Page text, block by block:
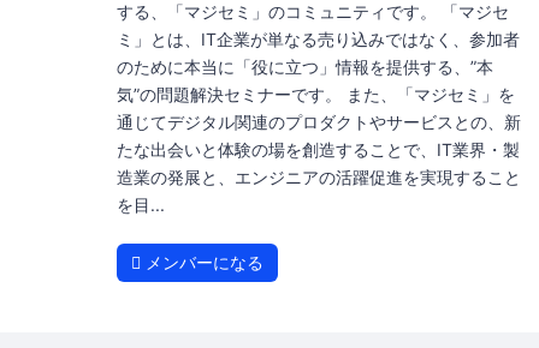
する、「マジセミ」のコミュニティです。 「マジセ
ミ」とは、IT企業が単なる売り込みではなく、参加者
のために本当に「役に立つ」情報を提供する、”本
気”の問題解決セミナーです。 また、「マジセミ」を
通じてデジタル関連のプロダクトやサービスとの、新
たな出会いと体験の場を創造することで、IT業界・製
造業の発展と、エンジニアの活躍促進を実現すること
を目...
メンバーになる